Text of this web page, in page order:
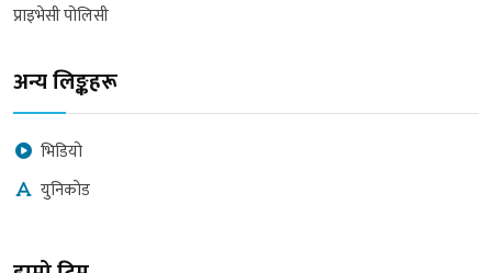
प्राइभेसी पोलिसी
अन्य लिङ्कहरू
भिडियो
युनिकोड